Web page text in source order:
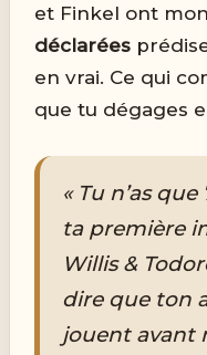
et Finkel ont
déclarées
en vrai. Ce qui
que tu dégages
« Tu n’as
ta première
Willis &
dire que ton
jouent avant